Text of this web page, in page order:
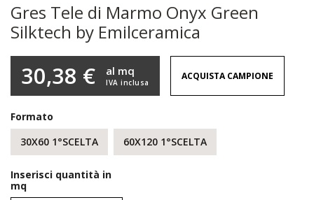
Gres Tele di Marmo Onyx Green
Silktech by Emilceramica
30,38 € IVA inclusa
al mq ACQUISTA CAMPIONE
Formato
30X60 1°SCELTA
60X120 1°SCELTA
Inserisci quantità in
mq